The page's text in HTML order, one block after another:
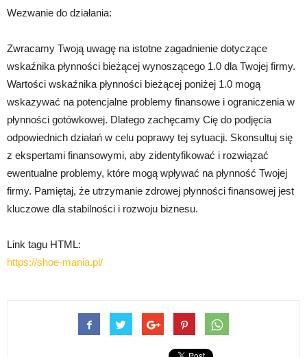
Wezwanie do działania:
Zwracamy Twoją uwagę na istotne zagadnienie dotyczące
wskaźnika płynności bieżącej wynoszącego 1.0 dla Twojej firmy.
Wartości wskaźnika płynności bieżącej poniżej 1.0 mogą
wskazywać na potencjalne problemy finansowe i ograniczenia w
płynności gotówkowej. Dlatego zachęcamy Cię do podjęcia
odpowiednich działań w celu poprawy tej sytuacji. Skonsultuj się
z ekspertami finansowymi, aby zidentyfikować i rozwiązać
ewentualne problemy, które mogą wpływać na płynność Twojej
firmy. Pamiętaj, że utrzymanie zdrowej płynności finansowej jest
kluczowe dla stabilności i rozwoju biznesu.
Link tagu HTML:
https://shoe-mania.pl/